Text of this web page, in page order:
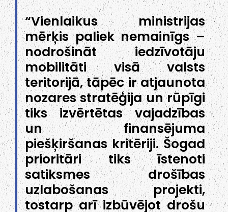
“Vienlaikus ministrijas
mērķis paliek nemainīgs –
nodrošināt iedzīvotāju
mobilitāti visā valsts
teritorijā, tāpēc ir atjaunota
nozares stratēģija un rūpīgi
tiks izvērtētas vajadzības
un finansējuma
piešķiršanas kritēriji. Šogad
prioritāri tiks īstenoti
satiksmes drošības
uzlabošanas projekti,
tostarp arī izbūvējot drošu